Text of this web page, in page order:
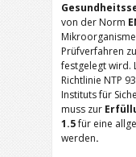
von der Norm
Prüfverfahren
festgelegt wird.
Richtlinie NTP
Instituts für
muss zur
1.5für eine
werden.